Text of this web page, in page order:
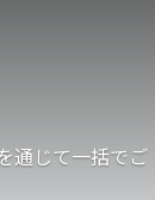
通じて一括でご